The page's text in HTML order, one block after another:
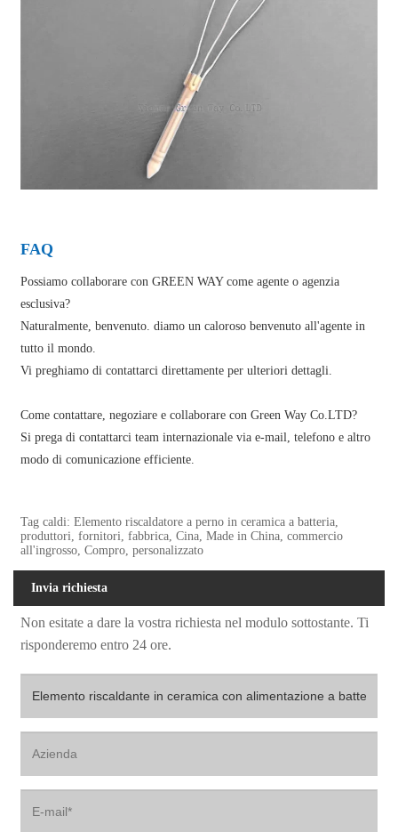
FAQ
Possiamo collaborare con GREEN WAY come agente o agenzia
esclusiva?
Naturalmente, benvenuto. diamo un caloroso benvenuto all'agente in
tutto il mondo.
Vi preghiamo di contattarci direttamente per ulteriori dettagli.
Come contattare, negoziare e collaborare con Green Way Co.LTD?
Si prega di contattarci team internazionale via e-mail, telefono e altro
modo di comunicazione efficiente.
Tag caldi: Elemento riscaldatore a perno in ceramica a batteria,
produttori, fornitori, fabbrica, Cina, Made in China, commercio
all'ingrosso, Compro, personalizzato
Invia richiesta
Non esitate a dare la vostra richiesta nel modulo sottostante. Ti
risponderemo entro 24 ore.